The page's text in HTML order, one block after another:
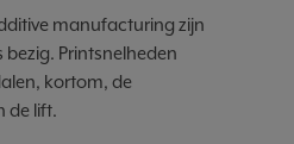
manufacturing zijn
Printsnelheden
kortom, de
de lift.